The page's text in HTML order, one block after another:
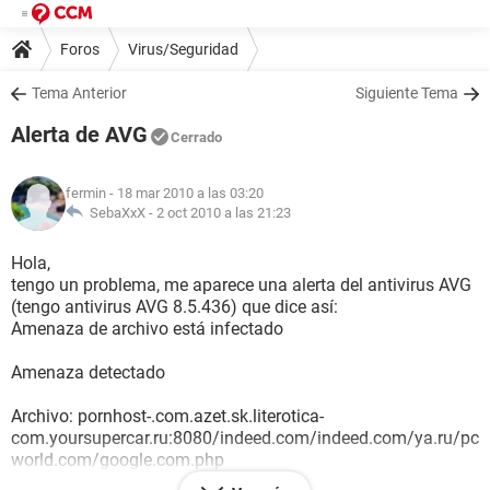
Foros Virus/Seguridad
Tema Anterior Siguiente Tema
Alerta de AVG Cerrado
fermin - 18 mar 2010 a las 03:20
SebaXxX - 2 oct 2010 a las 21:23
Hola,
tengo un problema, me aparece una alerta del antivirus AVG
(tengo antivirus AVG 8.5.436) que dice así:
Amenaza de archivo está infectado
Amenaza detectado
Archivo: pornhost-.com.azet.sk.literotica-
com.yoursupercar.ru:8080/indeed.com/indeed.com/ya.ru/pc
world.com/google.com.php